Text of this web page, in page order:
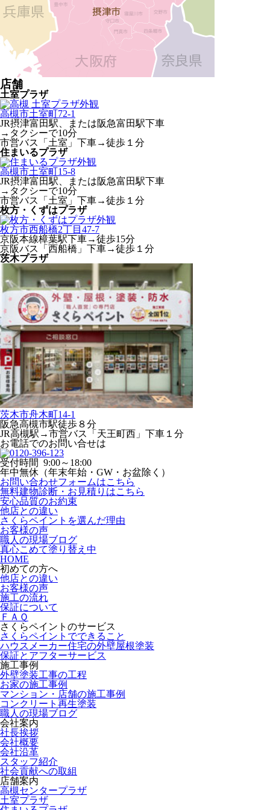
店舗
土室プラザ
高槻市土室町72-1
JR摂津富田駅、または阪急富田駅下車
→タクシーで10分
市営バス「土室」下車→徒歩１分
住まいるプラザ
高槻市土室町15-8
JR摂津富田駅、または阪急富田駅下車
→タクシーで10分
市営バス「土室」下車→徒歩１分
枚方・くずはプラザ
枚方市西船橋2丁目47-7
京阪本線樟葉駅下車→徒歩15分
京阪バス「西船橋」下車→徒歩１分
茨木プラザ
茨木市舟木町14-1
阪急高槻市駅徒歩８分
JR高槻駅→市営バス「天王町西」下車１分
お電話でのお問い合せは
受付時間 9:00～18:00
年中無休 （年末年始・GW・お盆除く）
お問い合わせフォームはこちら
無料建物診断・お見積りはこちら
安心品質のお約束
他店との違い
さくらペイントを選んだ理由
お客様の声
職人の現場ブログ
真心こめて塗り替え中
HOME
初めての方へ
他店との違い
お客様の声
施工の流れ
保証について
ＦＡＱ
さくらペイントのサービス
さくらペイントでできること
ハウスメーカー住宅の外壁屋根塗装
保証とアフターサービス
施工事例
外壁塗装工事の工程
お家の施工事例
マンション・店舗の施工事例
コンクリート再生塗装
職人の現場ブログ
会社案内
社長挨拶
会社概要
会社沿革
スタッフ紹介
社会貢献への取組
店舗案内
高槻センタープラザ
土室プラザ